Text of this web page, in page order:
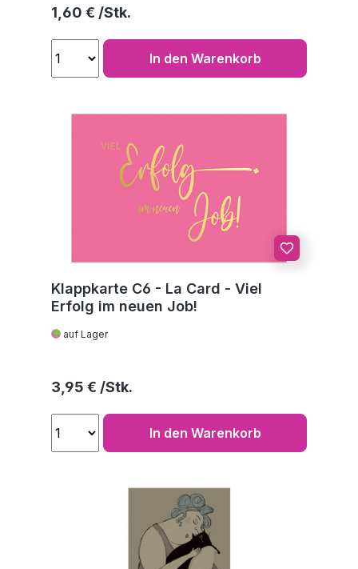
Regulärer Preis:
1,60 €
In den Warenkorb
Klappkarte C6 - La Card - Viel
Erfolg im neuen Job!
auf Lager
Regulärer Preis:
3,95 €
In den Warenkorb